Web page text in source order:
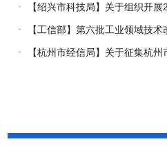
究专项（试点）项目指南
【绍兴市科技局】关于组织开
报工作的通知
【工信部】第六批工业领域技
报工作启动
【杭州市经信局】关于征集杭